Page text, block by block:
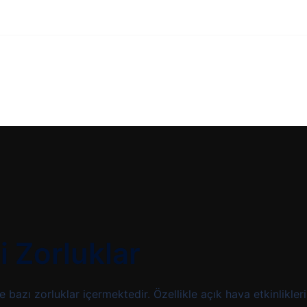
Zorluklar
bazı zorluklar içermektedir. Özellikle açık hava